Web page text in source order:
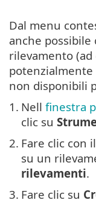
Dal menu
anche possibile
rilevamento
non disponibili
1. Nell finestra
clic su
2. Fare clic con
su un
rilevamenti.
3. Fare clic su